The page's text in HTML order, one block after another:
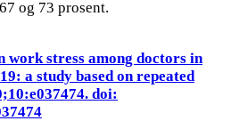
og 73 prosent.
work stress among doctors in
a study based on repeated
doi: